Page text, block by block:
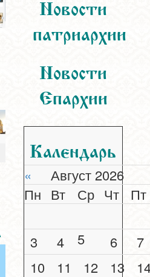
Новости
патриархии
Новости
Епархии
Календарь
«
Август 2026
Пн Вт Ср Чт Пт
3 4 5 6
7
10
11 12 13